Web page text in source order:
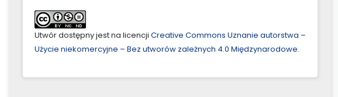
Utwór dostępny jest na licencji Creative Commons Uznanie autorstwa –
Użycie niekomercyjne – Bez utworów zależnych 4.0 Międzynarodowe.